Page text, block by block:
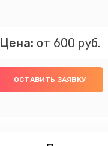
Цена: от 600 руб.
ОСТАВИТЬ ЗАЯВКУ